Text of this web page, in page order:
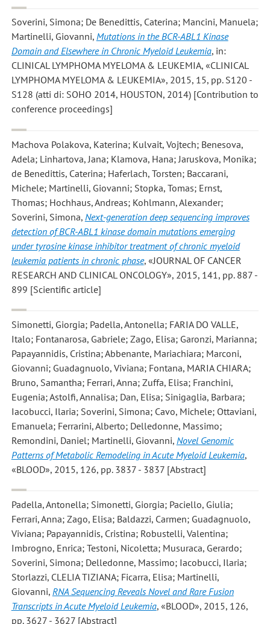
Soverini, Simona; De Benedittis, Caterina; Mancini, Manuela;
Martinelli, Giovanni, Mutations in the BCR-ABL1 Kinase
Domain and Elsewhere in Chronic Myeloid Leukemia, in:
CLINICAL LYMPHOMA MYELOMA & LEUKEMIA, «CLINICAL
LYMPHOMA MYELOMA & LEUKEMIA», 2015, 15, pp. S120 -
S128 (atti di: SOHO 2014, HOUSTON, 2014) [Contribution to
conference proceedings]
Machova Polakova, Katerina; Kulvait, Vojtech; Benesova,
Adela; Linhartova, Jana; Klamova, Hana; Jaruskova, Monika;
de Benedittis, Caterina; Haferlach, Torsten; Baccarani,
Michele; Martinelli, Giovanni; Stopka, Tomas; Ernst,
Thomas; Hochhaus, Andreas; Kohlmann, Alexander;
Soverini, Simona, Next-generation deep sequencing improves
detection of BCR-ABL1 kinase domain mutations emerging
under tyrosine kinase inhibitor treatment of chronic myeloid
leukemia patients in chronic phase, «JOURNAL OF CANCER
RESEARCH AND CLINICAL ONCOLOGY», 2015, 141, pp. 887 -
899 [Scientific article]
Simonetti, Giorgia; Padella, Antonella; FARIA DO VALLE,
Italo; Fontanarosa, Gabriele; Zago, Elisa; Garonzi, Marianna;
Papayannidis, Cristina; Abbenante, Mariachiara; Marconi,
Giovanni; Guadagnuolo, Viviana; Fontana, MARIA CHIARA;
Bruno, Samantha; Ferrari, Anna; Zuffa, Elisa; Franchini,
Eugenia; Astolfi, Annalisa; Dan, Elisa; Sinigaglia, Barbara;
Iacobucci, Ilaria; Soverini, Simona; Cavo, Michele; Ottaviani,
Emanuela; Ferrarini, Alberto; Delledonne, Massimo;
Remondini, Daniel; Martinelli, Giovanni, Novel Genomic
Patterns of Metabolic Remodeling in Acute Myeloid Leukemia,
«BLOOD», 2015, 126, pp. 3837 - 3837 [Abstract]
Padella, Antonella; Simonetti, Giorgia; Paciello, Giulia;
Ferrari, Anna; Zago, Elisa; Baldazzi, Carmen; Guadagnuolo,
Viviana; Papayannidis, Cristina; Robustelli, Valentina;
Imbrogno, Enrica; Testoni, Nicoletta; Musuraca, Gerardo;
Soverini, Simona; Delledonne, Massimo; Iacobucci, Ilaria;
Storlazzi, CLELIA TIZIANA; Ficarra, Elisa; Martinelli,
Giovanni, RNA Sequencing Reveals Novel and Rare Fusion
Transcripts in Acute Myeloid Leukemia, «BLOOD», 2015, 126,
pp. 3627 - 3627 [Abstract]